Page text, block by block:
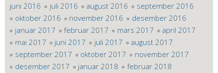
juni 2016
juli 2016 august 2016
september 2016
oktober 2016
november 2016
desember 2016
januar 2017
februar 2017 mars 2017
april 2017
mai 2017
juni 2017 juli 2017
august 2017
september 2017
oktober 2017
november 2017
desember 2017
januar 2018
februar 2018